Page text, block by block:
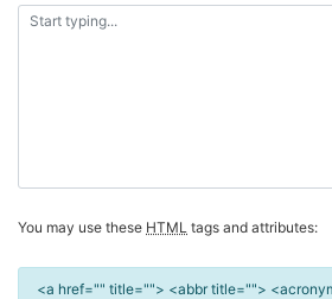
シ
You may use these HTML tags and attributes:
<a href="" title=""> <abbr title="">